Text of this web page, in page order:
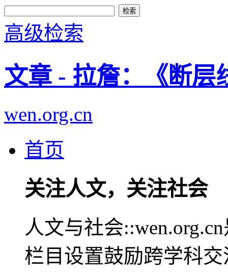
高级检索
文章 - 拉詹：《断层
wen.org.cn
首页
关注人文，关注社会
人文与社会
栏目设置鼓励跨学科